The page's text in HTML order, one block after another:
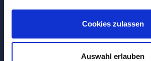
Cookies zulassen
Auswahl erlauben
42389 Wuppertal